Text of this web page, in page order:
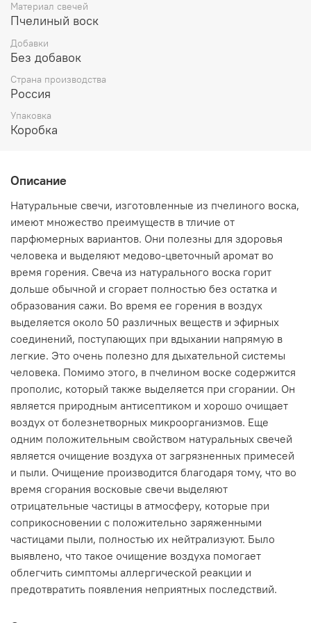
против физических и ментальных атак. Помогает
преодолеть лень. Увеличивает магнетизм в ритуале
Материал свечей
Пчелиный воск
Добавки
Без добавок
Страна производства
Россия
Упаковка
Коробка
Описание
Натуральные свечи, изготовленные из пчелиного воска,
имеют множество преимуществ в тличие от
парфюмерных вариантов. Они полезны для здоровья
человека и выделяют медово-цветочный аромат во
время горения. Свеча из натурального воска горит
дольше обычной и сгорает полностью без остатка и
образования сажи. Во время ее горения в воздух
выделяется около 50 различных веществ и эфирных
соединений, поступающих при вдыхании напрямую в
легкие. Это очень полезно для дыхательной системы
человека. Помимо этого, в пчелином воске содержится
прополис, который также выделяется при сгорании. Он
является природным антисептиком и хорошо очищает
воздух от болезнетворных микроорганизмов. Еще
одним положительным свойством натуральных свечей
является очищение воздуха от загрязненных примесей
и пыли. Очищение производится благодаря тому, что во
время сгорания восковые свечи выделяют
отрицательные частицы в атмосферу, которые при
соприкосновении с положительно заряженными
частицами пыли, полностью их нейтрализуют. Было
выявлено, что такое очищение воздуха помогает
облегчить симптомы аллергической реакции и
предотвратить появления неприятных последствий.